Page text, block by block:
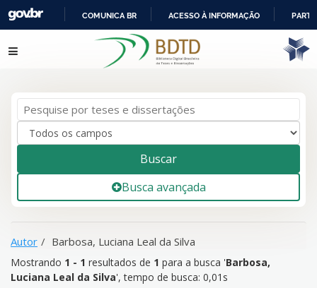
IR
PARA
COMUNICA BR ACESSO À INFORMAÇÃO
resultados de 1para a busca '
Luciana Leal da Silva
Pular para o conteúdo
Buscar
Busca avançada
Autor Barbosa, Luciana Leal da Silva
Mostrando 1 - 1 resultados de 1 para a busca 'Barbosa,
Luciana Leal da Silva', tempo de busca: 0,01s